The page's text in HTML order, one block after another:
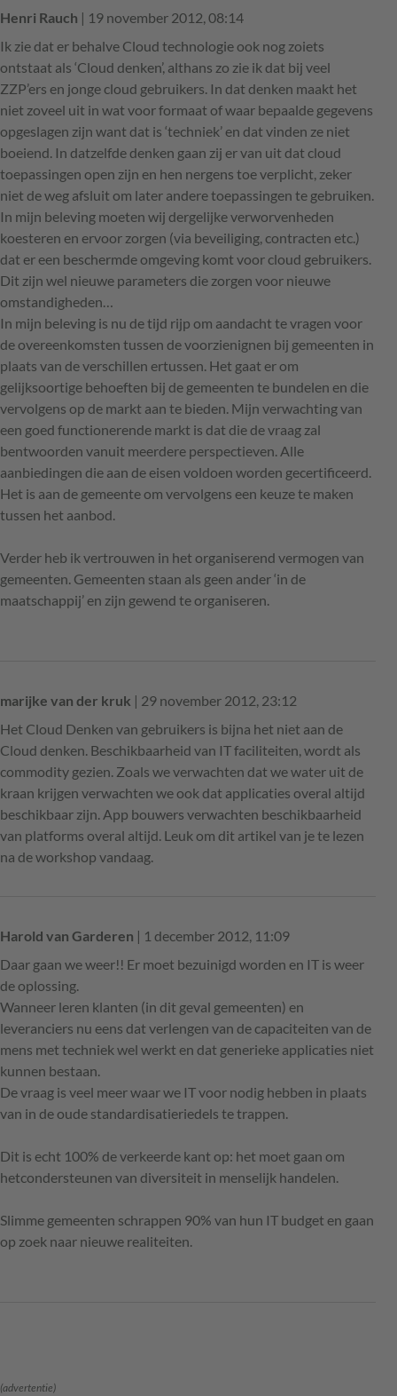
Henri Rauch | 19 november 2012, 08:14
Ik zie dat er behalve Cloud technologie ook nog zoiets
ontstaat als ‘Cloud denken’, althans zo zie ik dat bij veel
ZZP’ers en jonge cloud gebruikers. In dat denken maakt het
niet zoveel uit in wat voor formaat of waar bepaalde gegevens
opgeslagen zijn want dat is ‘techniek’ en dat vinden ze niet
boeiend. In datzelfde denken gaan zij er van uit dat cloud
toepassingen open zijn en hen nergens toe verplicht, zeker
niet de weg afsluit om later andere toepassingen te gebruiken.
In mijn beleving moeten wij dergelijke verworvenheden
koesteren en ervoor zorgen (via beveiliging, contracten etc.)
dat er een beschermde omgeving komt voor cloud gebruikers.
Dit zijn wel nieuwe parameters die zorgen voor nieuwe
omstandigheden…
In mijn beleving is nu de tijd rijp om aandacht te vragen voor
de overeenkomsten tussen de voorzienignen bij gemeenten in
plaats van de verschillen ertussen. Het gaat er om
gelijksoortige behoeften bij de gemeenten te bundelen en die
vervolgens op de markt aan te bieden. Mijn verwachting van
een goed functionerende markt is dat die de vraag zal
bentwoorden vanuit meerdere perspectieven. Alle
aanbiedingen die aan de eisen voldoen worden gecertificeerd.
Het is aan de gemeente om vervolgens een keuze te maken
tussen het aanbod.
Verder heb ik vertrouwen in het organiserend vermogen van
gemeenten. Gemeenten staan als geen ander ‘in de
maatschappij’ en zijn gewend te organiseren.
marijke van der kruk | 29 november 2012, 23:12
Het Cloud Denken van gebruikers is bijna het niet aan de
Cloud denken. Beschikbaarheid van IT faciliteiten, wordt als
commodity gezien. Zoals we verwachten dat we water uit de
kraan krijgen verwachten we ook dat applicaties overal altijd
beschikbaar zijn. App bouwers verwachten beschikbaarheid
van platforms overal altijd. Leuk om dit artikel van je te lezen
na de workshop vandaag.
Harold van Garderen | 1 december 2012, 11:09
Daar gaan we weer!! Er moet bezuinigd worden en IT is weer
de oplossing.
Wanneer leren klanten (in dit geval gemeenten) en
leveranciers nu eens dat verlengen van de capaciteiten van de
mens met techniek wel werkt en dat generieke applicaties niet
kunnen bestaan.
De vraag is veel meer waar we IT voor nodig hebben in plaats
van in de oude standardisatieriedels te trappen.
Dit is echt 100% de verkeerde kant op: het moet gaan om
hetcondersteunen van diversiteit in menselijk handelen.
Slimme gemeenten schrappen 90% van hun IT budget en gaan
op zoek naar nieuwe realiteiten.
(advertentie)